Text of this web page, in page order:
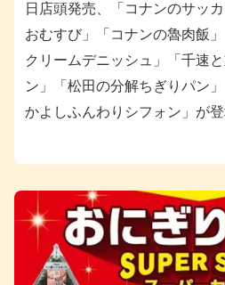
日店頭発売、「コナンのサッ
おむすび」「コナンの魯肉飯
クリームデニッシュ」「千速
ン」「松田の分解ちぎりパン
かよしふんわりシフォン」が